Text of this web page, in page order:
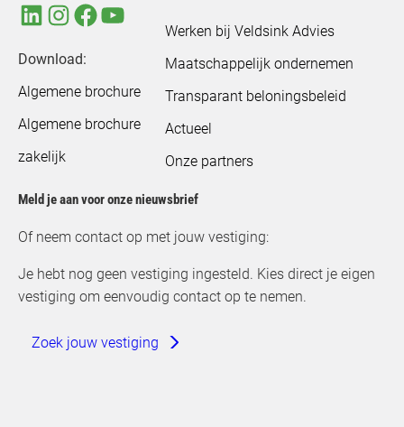
Download:
Algemene brochure
Algemene brochure
zakelijk
Werken bij Veldsink Advies
Maatschappelijk ondernemen
Transparant beloningsbeleid
Actueel
Onze partners
Meld je aan voor onze nieuwsbrief
Of neem contact op met jouw vestiging:
Je hebt nog geen vestiging ingesteld. Kies direct je eigen
vestiging om eenvoudig contact op te nemen.
Zoek jouw vestiging